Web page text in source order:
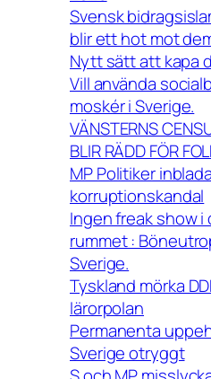
Svensk
blir ett hot mot
Nytt sätt att kapa
Vill använda
moskér i Sverige.
VÄNSTERNS
BLIR RÄDD FÖR
MP Politiker
korruptionskandal
Ingen freak show
rummet :
Sverige.
Tyskland mörka
lärorpolan
Permanenta
Sverige otryggt